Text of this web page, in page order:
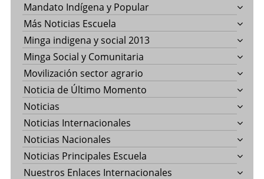
Mandato Indígena y Popular
Más Noticias Escuela
Minga indigena y social 2013
Minga Social y Comunitaria
Movilización sector agrario
Noticia de Último Momento
Noticias
Noticias Internacionales
Noticias Nacionales
Noticias Principales Escuela
Nuestros Enlaces Internacionales